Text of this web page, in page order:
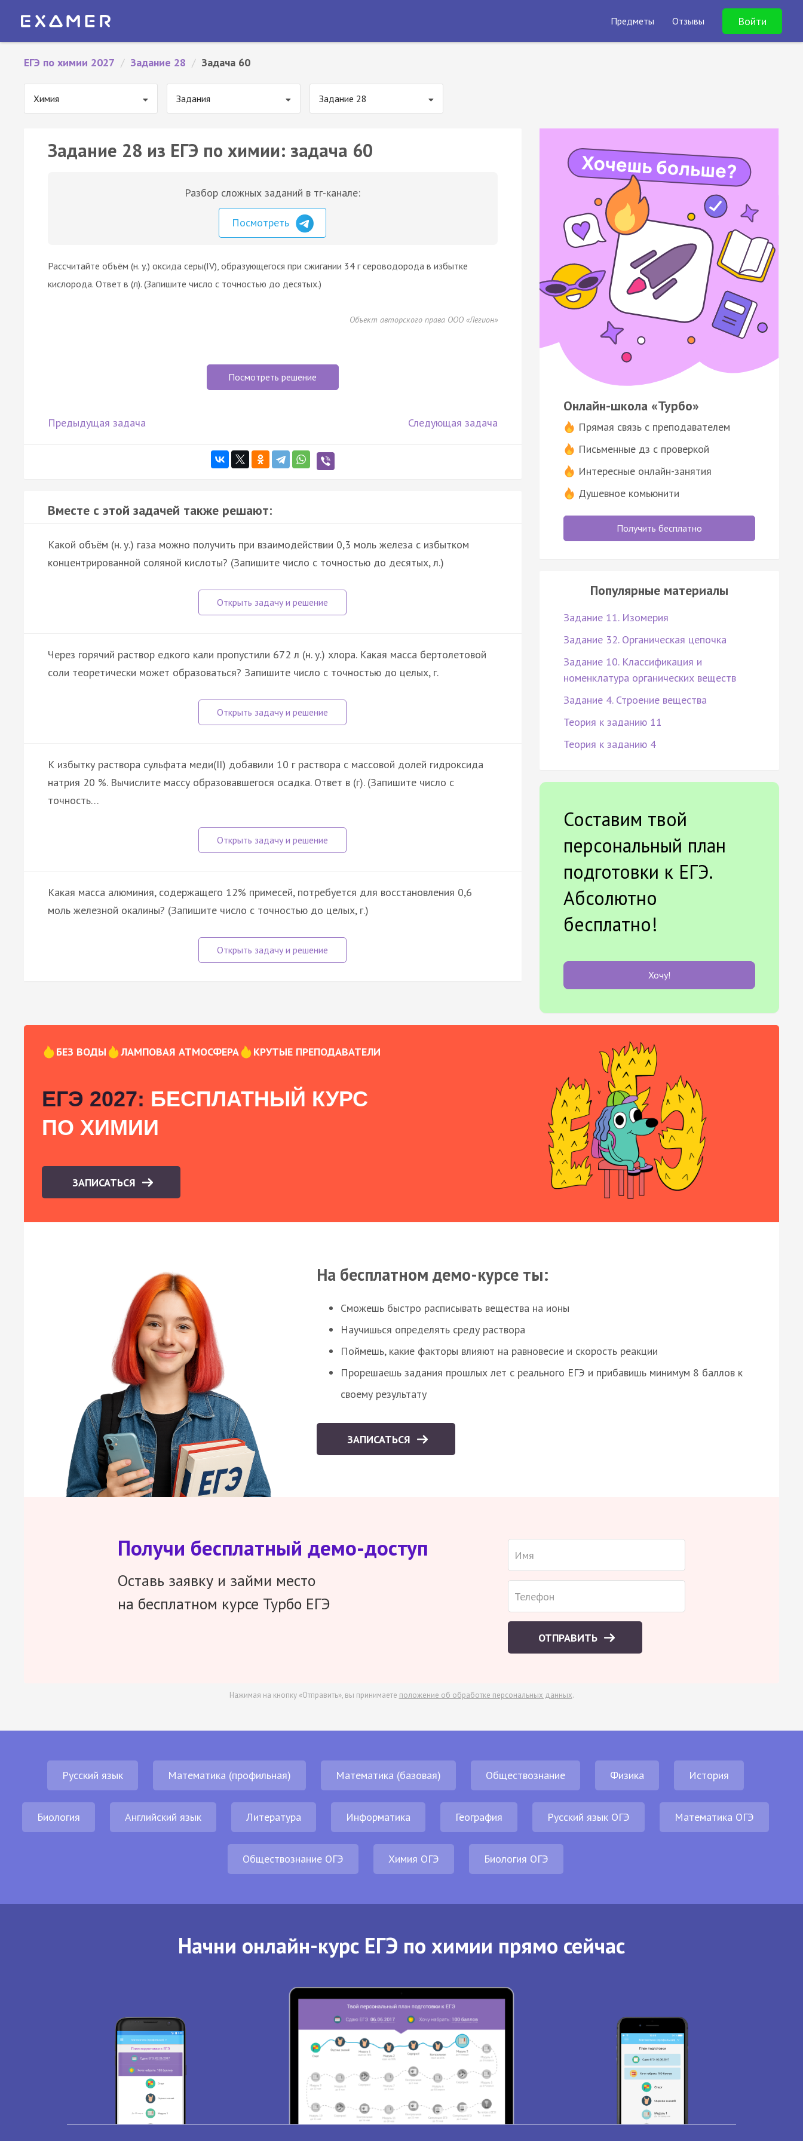
Предметы Отзывы Войти
ЕГЭ по химии 2027 / Задание 28 / Задача 60
Химия Задания Задание 28
Задание 28 из ЕГЭ по химии: задача 60
Разбор сложных заданий в тг-канале:
Посмотреть
Рассчитайте объём (н. у.) оксида серы(IV), образующегося при сжигании 34 г сероводорода в избытке
кислорода. Ответ в (л). (Запишите число с точностью до десятых.)
Объект авторского права ООО «Легион»
Посмотреть решение
Предыдущая задача Следующая задача
Вместе с этой задачей также решают:
Какой объём (н. у.) газа можно получить при взаимодействии 0,3 моль железа с избытком
концентрированной соляной кислоты? (Запишите число с точностью до десятых, л.)
Через горячий раствор едкого кали пропустили 672 л (н. у.) хлора. Какая масса бертолетовой
соли теоретически может образоваться? Запишите число с точностью до целых, г.
К избытку раствора сульфата меди(II) добавили 10 г раствора с массовой долей гидроксида
натрия 20 %. Вычислите массу образовавшегося осадка. Ответ в (г). (Запишите число с
точность…
Какая масса алюминия, содержащего 12% примесей, потребуется для восстановления 0,6
моль железной окалины? (Запишите число с точностью до целых, г.)
Онлайн-школа «Турбо»
Прямая связь с преподавателем
Письменные дз с проверкой
Интересные онлайн-занятия
Душевное комьюнити
Получить бесплатно
Популярные материалы
Задание 11. Изомерия
Задание 32. Органическая цепочка
Задание 10. Классификация и
номенклатура органических веществ
Задание 4. Строение вещества
Теория к заданию 11
Теория к заданию 4
Составим твой
персональный план
подготовки к ЕГЭ.
Абсолютно
бесплатно!
Хочу!
БЕЗ ВОДЫ ЛАМПОВАЯ АТМОСФЕРА КРУТЫЕ ПРЕПОДАВАТЕЛИ
ЕГЭ 2027: БЕСПЛАТНЫЙ КУРС
ПО ХИМИИ
ЗАПИСАТЬСЯ
На бесплатном демо-курсе ты:
Сможешь быстро расписывать вещества на ионы
Научишься определять среду раствора
Поймешь, какие факторы влияют на равновесие и скорость реакции
Прорешаешь задания прошлых лет с реального ЕГЭ и прибавишь минимум 8 баллов к
своему результату
ЗАПИСАТЬСЯ
Получи бесплатный демо-доступ
Оставь заявку и займи место
на бесплатном курсе Турбо ЕГЭ
ОТПРАВИТЬ
Нажимая на кнопку «Отправить», вы принимаете положение об обработке персональных данных.
Русский язык Математика (профильная) Математика (базовая) Обществознание Физика История
Биология Английский язык Литература Информатика География Русский язык ОГЭ Математика ОГЭ
Обществознание ОГЭ Химия ОГЭ Биология ОГЭ
Начни онлайн-курс ЕГЭ по химии прямо сейчас